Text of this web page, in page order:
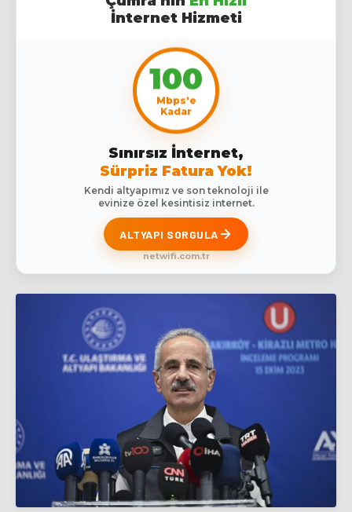
İnternet Hizmeti
100
Mbps'e
Kadar
Sınırsız İnternet,
Sürpriz Fatura Yok!
Kendi altyapımız ve son teknoloji ile
evinize özel kesintisiz internet.
ALTYAPI SORGULA
netwifi.com.tr